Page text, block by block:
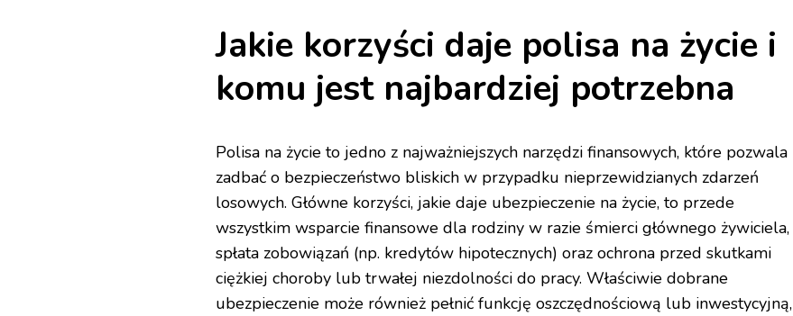
Jakie korzyści daje polisa na życie i
komu jest najbardziej potrzebna
Polisa na życie to jedno z najważniejszych narzędzi finansowych, które pozwala
zadbać o bezpieczeństwo bliskich w przypadku nieprzewidzianych zdarzeń
losowych. Główne korzyści, jakie daje ubezpieczenie na życie, to przede
wszystkim wsparcie finansowe dla rodziny w razie śmierci głównego żywiciela,
spłata zobowiązań (np. kredytów hipotecznych) oraz ochrona przed skutkami
ciężkiej choroby lub trwałej niezdolności do pracy. Właściwie dobrane
ubezpieczenie może również pełnić funkcję oszczędnościową lub inwestycyjną,